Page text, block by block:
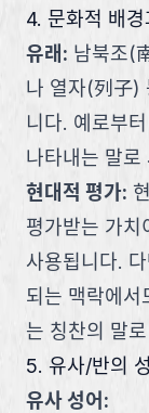
4. 문화적 배
유래 : 남북조(
나 열자(列子)
니다. 예로부
나타내는 말로
현대적 평가:
평가받는 가치
사용됩니다.
되는 맥락에
는 칭찬의 말
5. 유사/반의
유사 성어: